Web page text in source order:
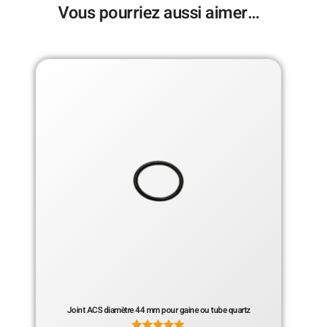
Vous pourriez aussi aimer…
Joint ACS diamètre 44 mm pour gaine ou tube quartz